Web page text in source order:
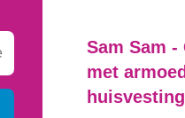
Sam Sam
met